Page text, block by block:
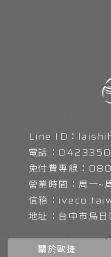
台中市烏
關於歐捷